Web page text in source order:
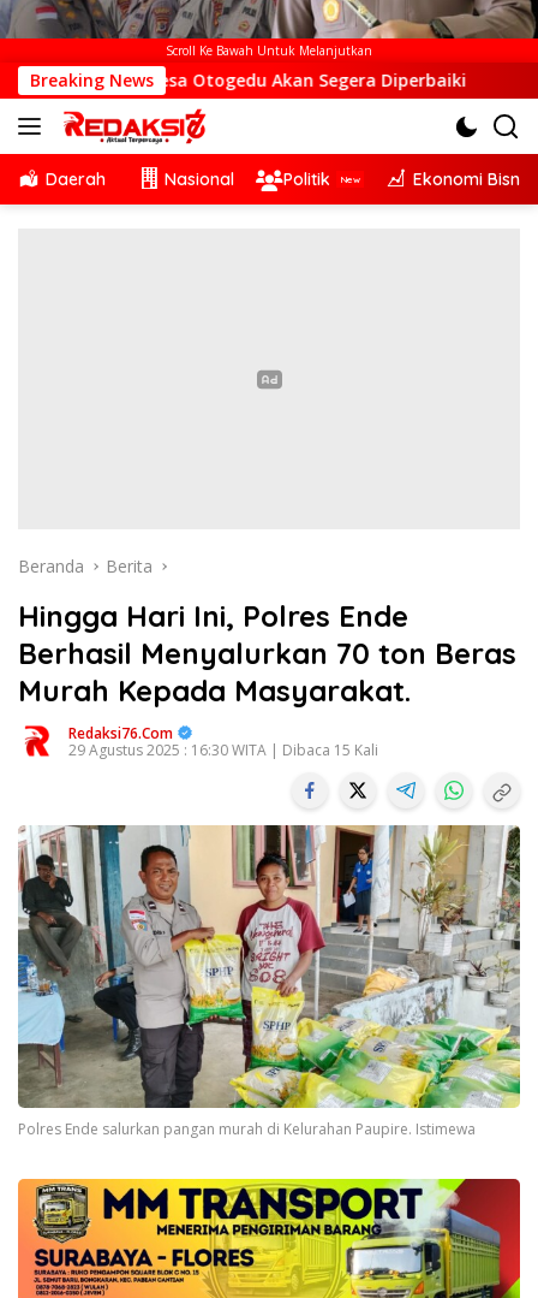
Scroll Ke Bawah Untuk Melanjutkan
Breaking News
di Desa Otogedu Akan Segera Diperbaiki Sinergi
Daerah Nasional Politik Ekonomi Bisnis
Beranda Berita
Hingga Hari Ini, Polres Ende
Berhasil Menyalurkan 70 ton Beras
Murah Kepada Masyarakat.
Redaksi76.com
29 Agustus 2025 : 16:30 WITA | Dibaca 15 Kali
Polres Ende salurkan pangan murah di Kelurahan Paupire. Istimewa